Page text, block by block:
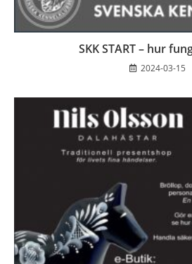
SKK START – hur
2024-03-15